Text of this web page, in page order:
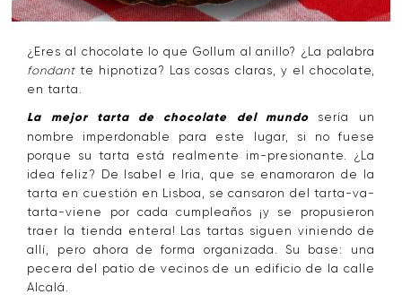
¿Eres al chocolate lo que Gollum al anillo? ¿La palabra
fondant te hipnotiza? Las cosas claras, y el chocolate,
en tarta.
La mejor tarta de chocolate del mundo sería un
nombre imperdonable para este lugar, si no fuese
porque su tarta está realmente im-presionante. ¿La
idea feliz? De Isabel e Iria, que se enamoraron de la
tarta en cuestión en Lisboa, se cansaron del tarta-va-
tarta-viene por cada cumpleaños ¡y se propusieron
traer la tienda entera! Las tartas siguen viniendo de
allí, pero ahora de forma organizada. Su base: una
pecera del patio de vecinos de un edificio de la calle
Alcalá.